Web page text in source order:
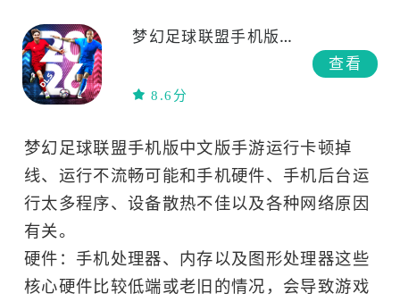
梦幻足球联盟手机版中文版
8.6分
查看
梦幻足球联盟手机版中文版手游运行卡顿掉
线、运行不流畅可能和手机硬件、手机后台运
行太多程序、设备散热不佳以及各种网络原因
有关。
硬件：手机处理器、内存以及图形处理器这些
核心硬件比较低端或老旧的情况，会导致游戏